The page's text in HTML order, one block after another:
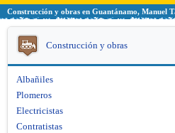
Construcción y obras en Guantánamo, Manuel
Construcción y obras
Albañiles
Plomeros
Electricistas
Contratistas